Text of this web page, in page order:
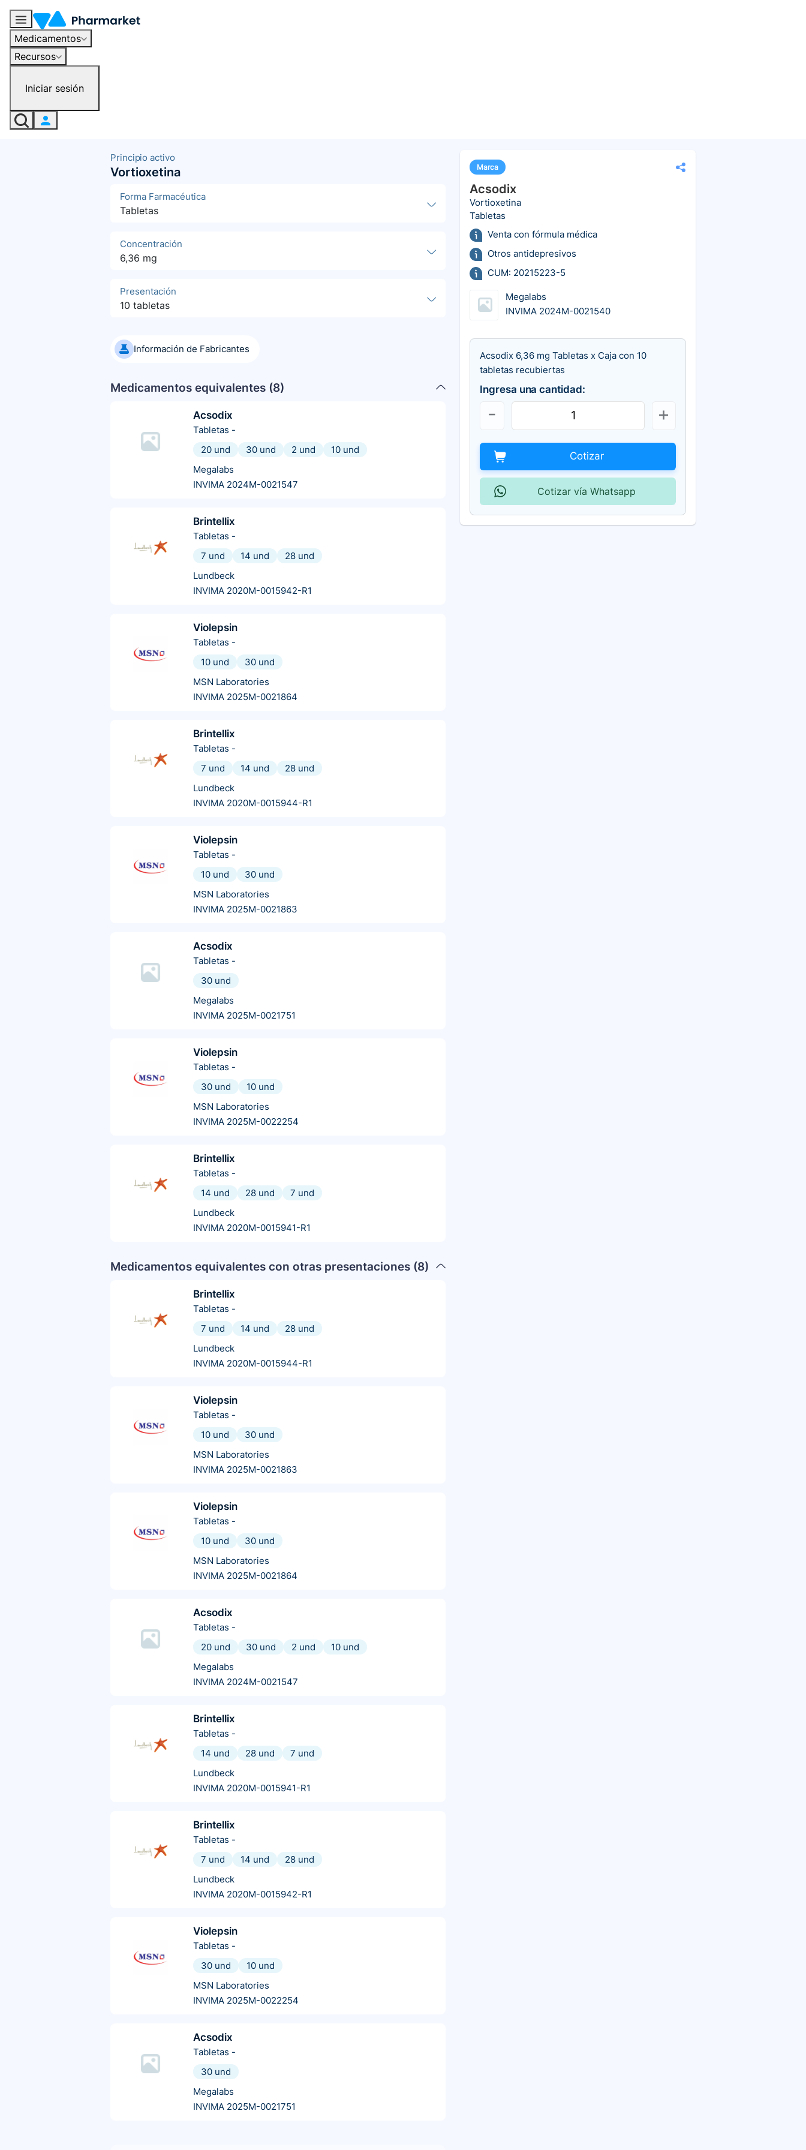
Medicamentos
Recursos
Iniciar sesión
Principio activo
Vortioxetina
Forma Farmacéutica
Tabletas
Concentración
6,36 mg
Presentación
10 tabletas
Información de Fabricantes
Medicamentos equivalentes (8)
Acsodix
Tabletas -
20 und
30 und 2 und
10 und
Megalabs
INVIMA 2024M-0021547
Brintellix
Tabletas -
7 und
14 und
28 und
Lundbeck
INVIMA 2020M-0015942-R1
Violepsin
Tabletas -
10 und
30 und
MSN Laboratories
INVIMA 2025M-0021864
Brintellix
Tabletas -
7 und
14 und
28 und
Lundbeck
INVIMA 2020M-0015944-R1
Violepsin
Tabletas -
10 und
30 und
MSN Laboratories
INVIMA 2025M-0021863
Acsodix
Tabletas -
30 und
Megalabs
INVIMA 2025M-0021751
Violepsin
Tabletas -
30 und
10 und
MSN Laboratories
INVIMA 2025M-0022254
Brintellix
Tabletas -
14 und
28 und
7 und
Lundbeck
INVIMA 2020M-0015941-R1
Medicamentos equivalentes con otras presentaciones (8)
Brintellix
Tabletas -
7 und
14 und
28 und
Lundbeck
INVIMA 2020M-0015944-R1
Violepsin
Tabletas -
10 und
30 und
MSN Laboratories
INVIMA 2025M-0021863
Violepsin
Tabletas -
10 und
30 und
MSN Laboratories
INVIMA 2025M-0021864
Acsodix
Tabletas -
20 und
30 und 2 und
10 und
Megalabs
INVIMA 2024M-0021547
Brintellix
Tabletas -
14 und
28 und
7 und
Lundbeck
INVIMA 2020M-0015941-R1
Brintellix
Tabletas -
7 und
14 und
28 und
Lundbeck
INVIMA 2020M-0015942-R1
Violepsin
Tabletas -
30 und
10 und
MSN Laboratories
INVIMA 2025M-0022254
Acsodix
Tabletas -
30 und
Megalabs
INVIMA 2025M-0021751
Marca
Acsodix
Vortioxetina
Tabletas
Venta con fórmula médica
Otros antidepresivos
CUM: 20215223-5
Megalabs
INVIMA 2024M-0021540
Acsodix 6,36 mg Tabletas x Caja con 10
tabletas recubiertas
Ingresa una cantidad:
Cotizar
Cotizar vía Whatsapp